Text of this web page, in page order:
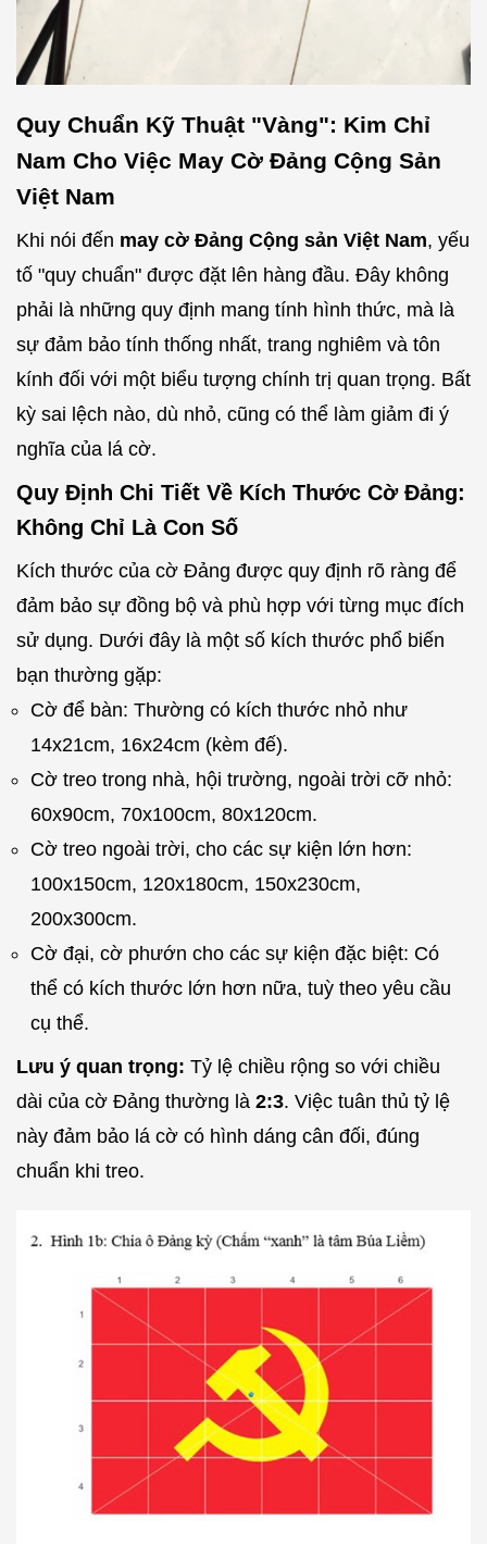
Quy Chuẩn Kỹ Thuật "Vàng": Kim Chỉ
Nam Cho Việc May Cờ Đảng Cộng Sản
Việt Nam
Khi nói đến may cờ Đảng Cộng sản Việt Nam, yếu
tố "quy chuẩn" được đặt lên hàng đầu. Đây không
phải là những quy định mang tính hình thức, mà là
sự đảm bảo tính thống nhất, trang nghiêm và tôn
kính đối với một biểu tượng chính trị quan trọng. Bất
kỳ sai lệch nào, dù nhỏ, cũng có thể làm giảm đi ý
nghĩa của lá cờ.
Quy Định Chi Tiết Về Kích Thước Cờ Đảng:
Không Chỉ Là Con Số
Kích thước của cờ Đảng được quy định rõ ràng để
đảm bảo sự đồng bộ và phù hợp với từng mục đích
sử dụng. Dưới đây là một số kích thước phổ biến
bạn thường gặp:
Cờ để bàn: Thường có kích thước nhỏ như
14x21cm, 16x24cm (kèm đế).
Cờ treo trong nhà, hội trường, ngoài trời cỡ nhỏ:
60x90cm, 70x100cm, 80x120cm.
Cờ treo ngoài trời, cho các sự kiện lớn hơn:
100x150cm, 120x180cm, 150x230cm,
200x300cm.
Cờ đại, cờ phướn cho các sự kiện đặc biệt: Có
thể có kích thước lớn hơn nữa, tuỳ theo yêu cầu
cụ thể.
Lưu ý quan trọng: Tỷ lệ chiều rộng so với chiều
dài của cờ Đảng thường là 2:3. Việc tuân thủ tỷ lệ
này đảm bảo lá cờ có hình dáng cân đối, đúng
chuẩn khi treo.